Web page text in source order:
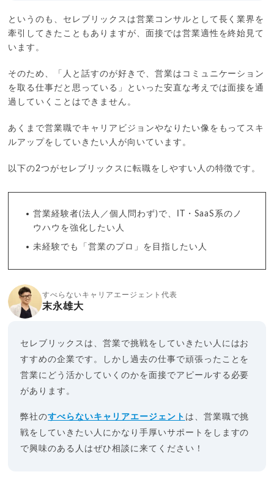
というのも、セレブリックスは営業コンサルとして長く業界を
牽引してきたこともありますが、面接では営業適性を終始見て
います。
そのため、「人と話すのが好きで、営業はコミュニケーション
を取る仕事だと思っている」といった安直な考えでは面接を通
過していくことはできません。
あくまで営業職でキャリアビジョンやなりたい像をもってスキ
ルアップをしていきたい人が向いています。
以下の2つがセレブリックスに転職をしやすい人の特徴です。
営業経験者(法人／個人問わず)で、IT・SaaS系のノ
ウハウを強化したい人
未経験でも「営業のプロ」を目指したい人
すべらないキャリアエージェント代表
末永雄大
セレブリックスは、営業で挑戦をしていきたい人にはお
すすめの企業です。しかし過去の仕事で頑張ったことを
営業にどう活かしていくのかを面接でアピールする必要
があります。
弊社のすべらないキャリアエージェント は、営業職で挑
戦をしていきたい人にかなり手厚いサポートをしますの
で興味のある人はぜひ相談に来てください！